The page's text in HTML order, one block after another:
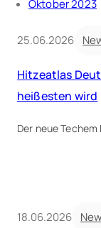
Oktober 2023
25.06.2026
Hitzeatlas
heißesten wird
Der neue
18.06.2026